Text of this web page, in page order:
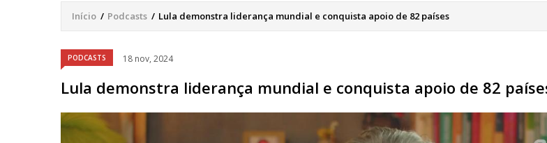
Trilha
de
navegação
Início / Podcasts / Lula demonstra liderança mundial e conquista apoio de 82 países
PODCASTS 18 nov, 2024
Lula demonstra liderança mundial e conquista apoio de 82